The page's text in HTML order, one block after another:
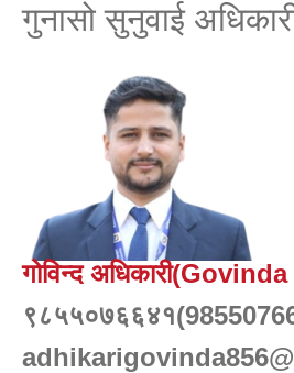
गुनासो सुनुवाई
गोविन्द